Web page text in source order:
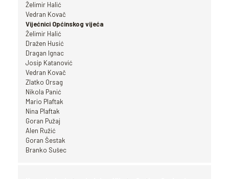
Želimir Halić
Vedran Kovač
Vijećnici Općinskog vijeća
Želimir Halić
Dražen Husić
Dragan Ignac
Josip Katanović
Vedran Kovač
Zlatko Orsag
Nikola Panić
Mario Plaftak
Nina Plaftak
Goran Pužaj
Alen Ružić
Goran Šestak
Branko Sušec